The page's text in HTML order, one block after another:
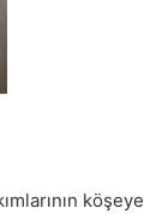
köşeye